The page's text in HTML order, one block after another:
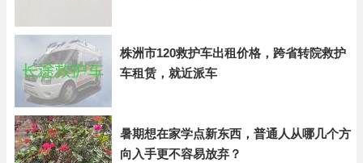
株洲市120救护车出租价格，跨省转院救护
车租赁，就近派车
暑期想在家学点新东西，普通人从哪几个方
向入手更不容易放弃？